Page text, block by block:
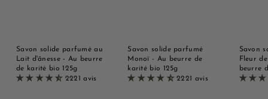
Savon solide parfumé au
Lait d'ânesse - Au beurre
de karité bio 125g
2221 avis
Savon solide parfumé
Monoï - Au beurre de
karité bio 125g
2221 avis
Savon
Fleur
beurre